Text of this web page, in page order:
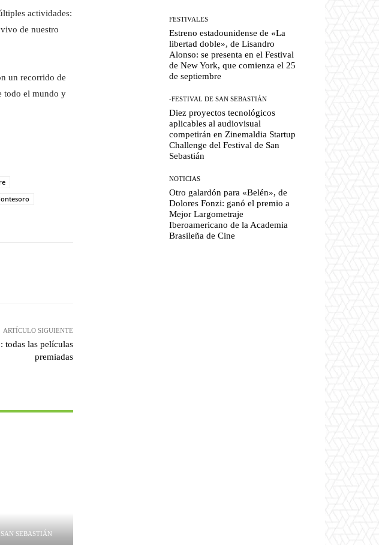
actividades:
de nuestro
un recorrido de
todo el mundo y
ARTÍCULO SIGUIENTE
todas las películas
premiadas
SEBASTIÁN
FESTIVALES
Estreno estadounidense de «La
libertad doble», de Lisandro
Alonso: se presenta en el Festival
de New York, que comienza el 25
de septiembre
-FESTIVAL DE SAN SEBASTIÁN
Diez proyectos tecnológicos
aplicables al audiovisual
competirán en Zinemaldia Startup
Challenge del Festival de San
Sebastián
NOTICIAS
Otro galardón para «Belén», de
Dolores Fonzi: ganó el premio a
Mejor Largometraje
Iberoamericano de la Academia
Brasileña de Cine